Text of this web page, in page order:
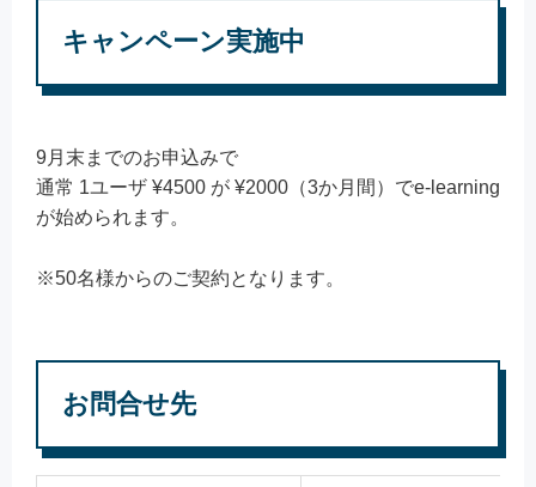
キャンペーン実施中
9月末までのお申込みで
通常 1ユーザ ¥4500 が ¥2000（3か月間） でe-learning
が始められます。
※50名様からのご契約となります。
お問合せ先